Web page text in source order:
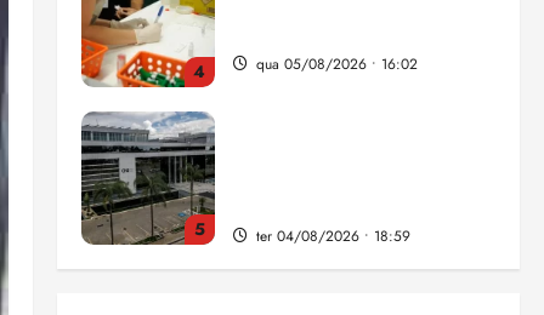
4 qua 05/08/2026 • 16:02
5 ter 04/08/2026 • 18:59